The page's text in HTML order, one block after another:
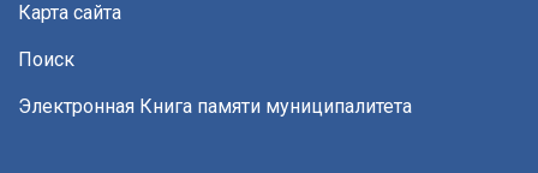
Карта сайта
Поиск
Электронная Книга памяти муниципалитета